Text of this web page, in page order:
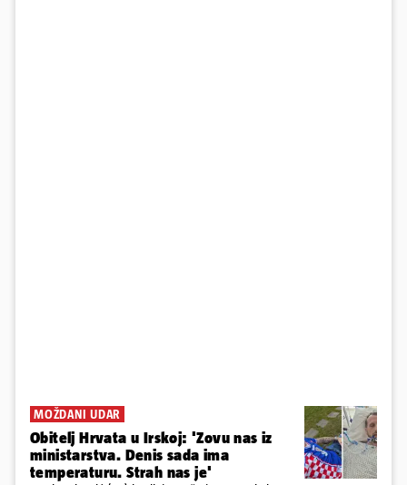
MOŽDANI UDAR
Obitelj Hrvata u Irskoj: 'Zovu nas iz
ministarstva. Denis sada ima
temperaturu. Strah nas je'